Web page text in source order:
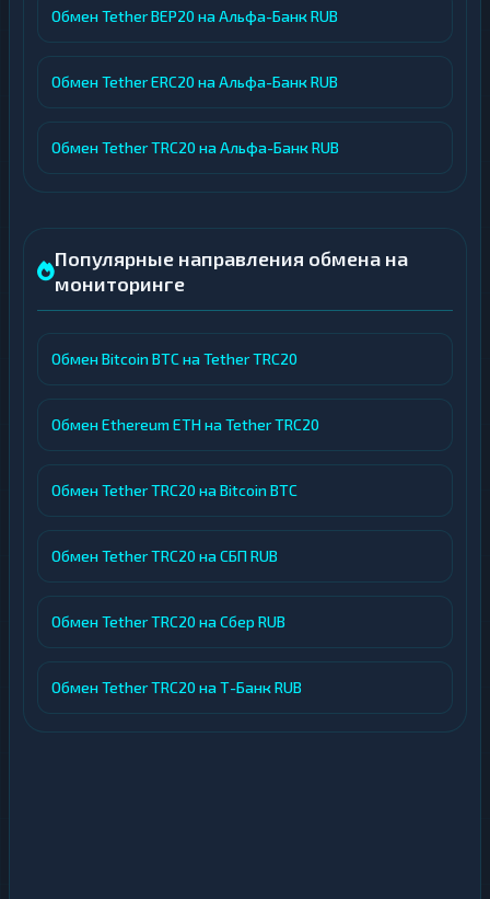
Обмен Tether BEP20 на Альфа-Банк RUB
Обмен Tether ERC20 на Альфа-Банк RUB
Обмен Tether TRC20 на Альфа-Банк RUB
Популярные направления обмена на
мониторинге
Обмен Bitcoin BTC на Tether TRC20
Обмен Ethereum ETH на Tether TRC20
Обмен Tether TRC20 на Bitcoin BTC
Обмен Tether TRC20 на СБП RUB
Обмен Tether TRC20 на Сбер RUB
Обмен Tether TRC20 на Т-Банк RUB